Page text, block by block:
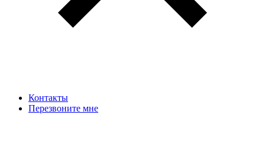
Контакты
Перезвоните мне